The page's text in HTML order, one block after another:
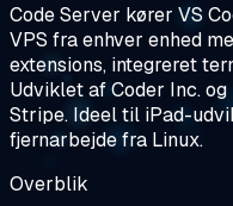
Code Server kører VS
VPS fra enhver enhed
extensions, integreret
Udviklet af Coder Inc.
Stripe. Ideel til iPad-
fjernarbejde fra Linux.
Overblik